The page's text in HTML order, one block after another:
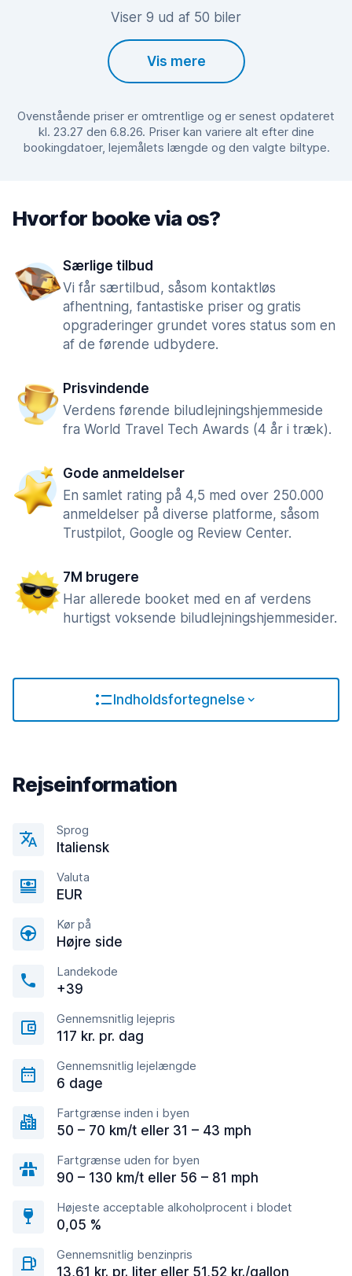
Viser 9 ud af 50 biler
Vis mere
Ovenstående priser er omtrentlige og er senest opdateret
kl. 23.27 den 6.8.26. Priser kan variere alt efter dine
bookingdatoer, lejemålets længde og den valgte biltype.
Hvorfor booke via os?
Særlige tilbud
Vi får særtilbud, såsom kontaktløs
afhentning, fantastiske priser og gratis
opgraderinger grundet vores status som en
af de førende udbydere.
Prisvindende
Verdens førende biludlejningshjemmeside
fra World Travel Tech Awards (4 år i træk).
Gode anmeldelser
En samlet rating på 4,5 med over 250.000
anmeldelser på diverse platforme, såsom
Trustpilot, Google og Review Center.
7M brugere
Har allerede booket med en af verdens
hurtigst voksende biludlejningshjemmesider.
Indholdsfortegnelse
Rejseinformation
Sprog
Italiensk
Valuta
EUR
Kør på
Højre side
Landekode
+39
Gennemsnitlig lejepris
117 kr. pr. dag
Gennemsnitlig lejelængde
6 dage
Fartgrænse inden i byen
50 – 70 km/t eller 31 – 43 mph
Fartgrænse uden for byen
90 – 130 km/t eller 56 – 81 mph
Højeste acceptable alkoholprocent i blodet
0,05 %
Gennemsnitlig benzinpris
13,61 kr. pr. liter eller 51,52 kr./gallon